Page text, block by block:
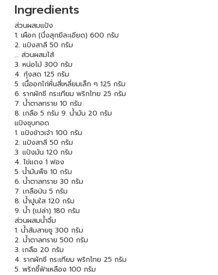
Ingredients
ส่วนผสมแป้ง
1. เผือก (นึ่งสุกยีละเอียด) 600 กรัม
2. แป้งสาลี 50 กรัม
... ส่วนผสมไส้
3. หน่อไม้ 300 กรัม
4. กุ้งสด 125 กรัม
5. เนื้ออกไก่หั่นสี่เหลี่ยมเล็ก ๆ 125 กรัม
6. รากผักชี กระเทียม พริกไทย 25 กรัม
7. น้ำตาลทราย 10 กรัม
8. เกลือ 5 กรัม 9. น้ำมัน 20 กรัม
แป้งชุบทอด
1. แป้งข้าวเจ้า 100 กรัม
2. แป้งสาลี 50 กรัม
3. แป้งมัน 120 กรัม
4. ไข่แดง 1 ฟอง
5. น้ำมันพืช 10 กรัม
6. น้ำตาลทราย 30 กรัม
7. เกลือป่น 5 กรัม
8. น้ำปูนใส 120 กรัม
9. น้ำ (เปล่า) 180 กรัม
ส่วนผสมน้ำจิ้ม
1. น้ำส้มสายชู 300 กรัม
2. น้ำตาลทราย 500 กรัม
3. เกลือ 20 กรัม
4. รากผักชี กระเทียม พริกไทย 25 กรัม
5. พริกชี้ฟ้าเหลือง 100 กรัม